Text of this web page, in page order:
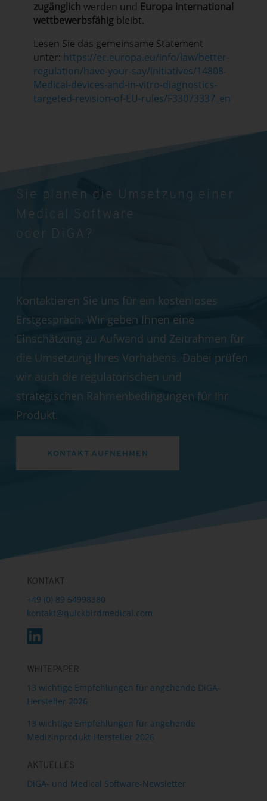
zugänglich werden und Europa international
wettbewerbsfähig bleibt.
Lesen Sie das gemeinsame Statement
unter: https://ec.europa.eu/info/law/better-
regulation/have-your-say/initiatives/14808-
Medical-devices-and-in-vitro-diagnostics-
targeted-revision-of-EU-rules/F33073337_en
Sie planen die Umsetzung einer
Medical Software
oder DiGA?
Kontaktieren Sie uns für ein kostenloses
Erstgespräch. Wir geben Ihnen eine
Einschätzung zu Aufwand und Zeitrahmen für
die Umsetzung Ihres Vorhabens. Dabei prüfen
wir auch die regulatorischen und
strategischen Rahmenbedingungen für Ihr
Produkt.
KONTAKT AUFNEHMEN
KONTAKT
+49 (0) 89 54998380
kontakt@quickbirdmedical.com
WHITEPAPER
13 wichtige Empfehlungen für angehende DiGA-
Hersteller 2026
13 wichtige Empfehlungen für angehende
Medizinprodukt-Hersteller 2026
AKTUELLES
DiGA- und Medical Software-Newsletter